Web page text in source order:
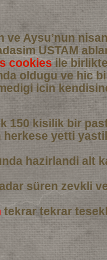
ve Aysu’nun
USTAM
cookiesile
oldugu ve hic
icin
150 kisilik bir
herkese yetti
hazirlandi alt
süren zevkli
tekrar tekrar